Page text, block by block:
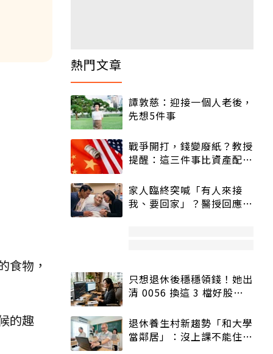
食物，
的趣
熱門文章
譚敦慈：迎接一個人老後，
先想5件事
戰爭開打，錢變廢紙？教授
提醒：這三件事比資產配置
家人臨終突喊「有人來接
我、要回家」？醫授回應方
只想退休後穩穩領錢！她出
清 0056 換這 3 檔好股：
退休養生村新趨勢「和大學
當鄰居」：沒上課不能住、